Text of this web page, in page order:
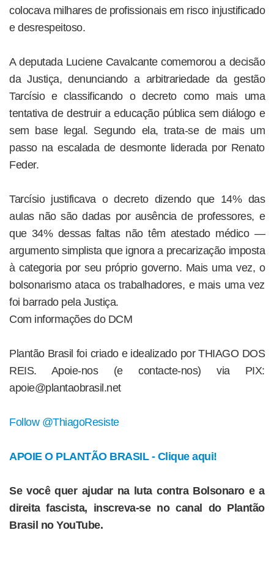
colocava milhares de profissionais em risco injustificado
e desrespeitoso.
A deputada Luciene Cavalcante comemorou a decisão
da Justiça, denunciando a arbitrariedade da gestão
Tarcísio e classificando o decreto como mais uma
tentativa de destruir a educação pública sem diálogo e
sem base legal. Segundo ela, trata-se de mais um
passo na escalada de desmonte liderada por Renato
Feder.
Tarcísio justificava o decreto dizendo que 14% das
aulas não são dadas por ausência de professores, e
que 34% dessas faltas não têm atestado médico —
argumento simplista que ignora a precarização imposta
à categoria por seu próprio governo. Mais uma vez, o
bolsonarismo ataca os trabalhadores, e mais uma vez
foi barrado pela Justiça.
Com informações do DCM
Plantão Brasil foi criado e idealizado por THIAGO DOS
REIS. Apoie-nos (e contacte-nos) via PIX:
apoie@plantaobrasil.net
Follow @ThiagoResiste
APOIE O PLANTÃO BRASIL - Clique aqui!
Se você quer ajudar na luta contra Bolsonaro e a
direita fascista, inscreva-se no canal do Plantão
Brasil no YouTube.